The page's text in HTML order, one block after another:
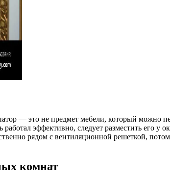
— это не предмет мебели, который можно
эффективно, следует разместить его
рядом с вентиляционной решеткой,
комнат